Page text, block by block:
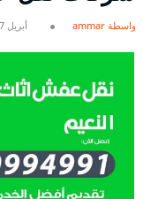
بواسطة ammar أبريل 17, 2021